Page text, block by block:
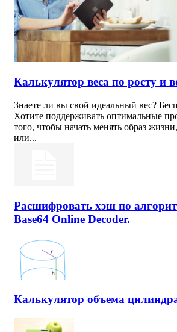
Калькулятор веса по росту и
Знаете ли вы свой идеальный вес?
Хотите поддерживать оптимальные
того, чтобы начать менять образ
или...
Расшифровать хэш по
Base64 Online Decoder.
Калькулятор объема